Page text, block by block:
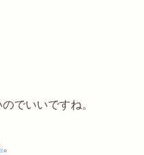
でいいですね。
。